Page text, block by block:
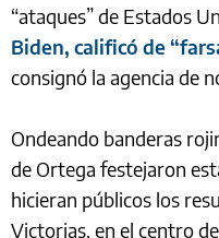
“ataques” de Estados
Biden, calificó de
consignó la agencia de
Ondeando banderas
de Ortega festejaron
hicieran públicos los
Victorias, en el centro